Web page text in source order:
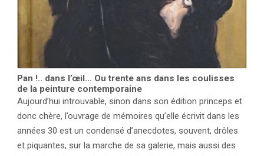
Pan !.. dans l’œil… Ou trente ans dans les coulisses
de la peinture contemporaine
Aujourd’hui introuvable, sinon dans son édition princeps et
donc chère, l’ouvrage de mémoires qu’elle écrivit dans les
années 30 est un condensé d’anecdotes, souvent, drôles
et piquantes, sur la marche de sa galerie, mais aussi des